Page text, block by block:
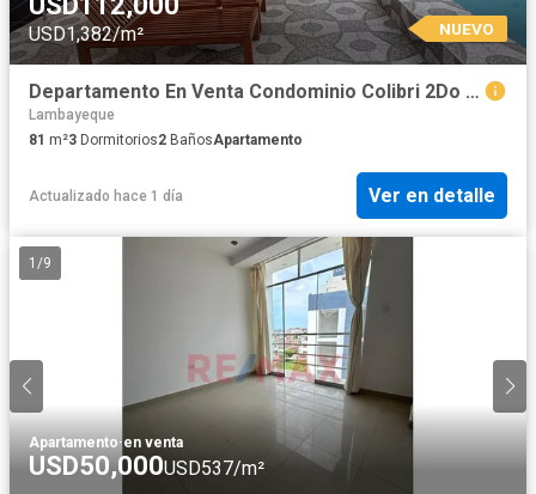
USD1,382/m² NUEVO
Departamento En Venta Condominio Colibri 2Do Piso
Lambayeque
81 m²3 Dormitorios2 BañosApartamento
Actualizado hace 1 día Ver en detalle
1 /9
Apartamento·en venta
USD50,000USD537/m²